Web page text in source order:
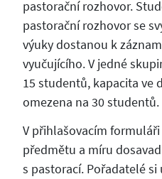
pastorační rozhovor.
pastorační rozhovor se
výuky dostanou k
vyučujícího. V jedné
15 studentů, kapacita ve
omezena na 30 studentů.
V přihlašovacím
předmětu a míru
s pastorací. Pořadatelé